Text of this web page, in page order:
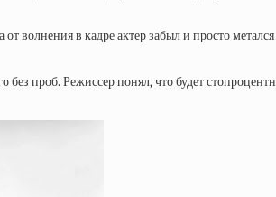
волнения в кадре актер забыл и просто
проб. Режиссер понял, что будет